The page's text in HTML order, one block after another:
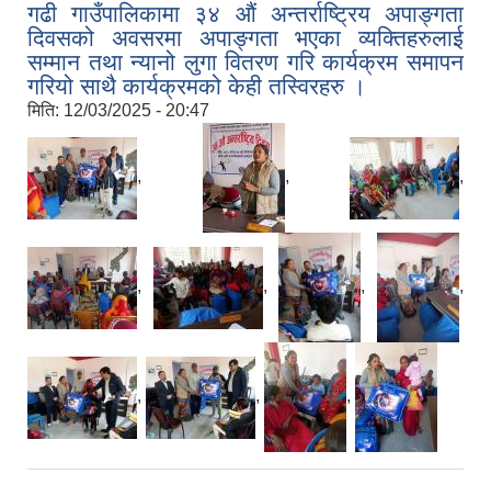
गढी गाउँपालिकामा ३४ औं अन्तर्राष्ट्रिय अपाङ्गता
दिवसको अवसरमा अपाङ्गता भएका व्यक्तिहरुलाई
सम्मान तथा न्यानो लुगा वितरण गरि कार्यक्रम समापन
गरियो साथै कार्यक्रमको केही तस्विरहरु ।
मिति: 12/03/2025 - 20:47
, , ,
, , , ,
, , ,